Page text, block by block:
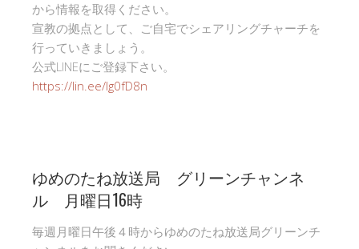
から情報を取得ください。
宣教の拠点として、ご自宅でシェアリングチャーチを
行っていきましょう。
公式LINEにご登録下さい。
https://lin.ee/Ig0fD8n
ゆめのたね放送局 グリーンチャンネ
ル 月曜日16時
毎週月曜日午後４時からゆめのたね放送局グリーンチ